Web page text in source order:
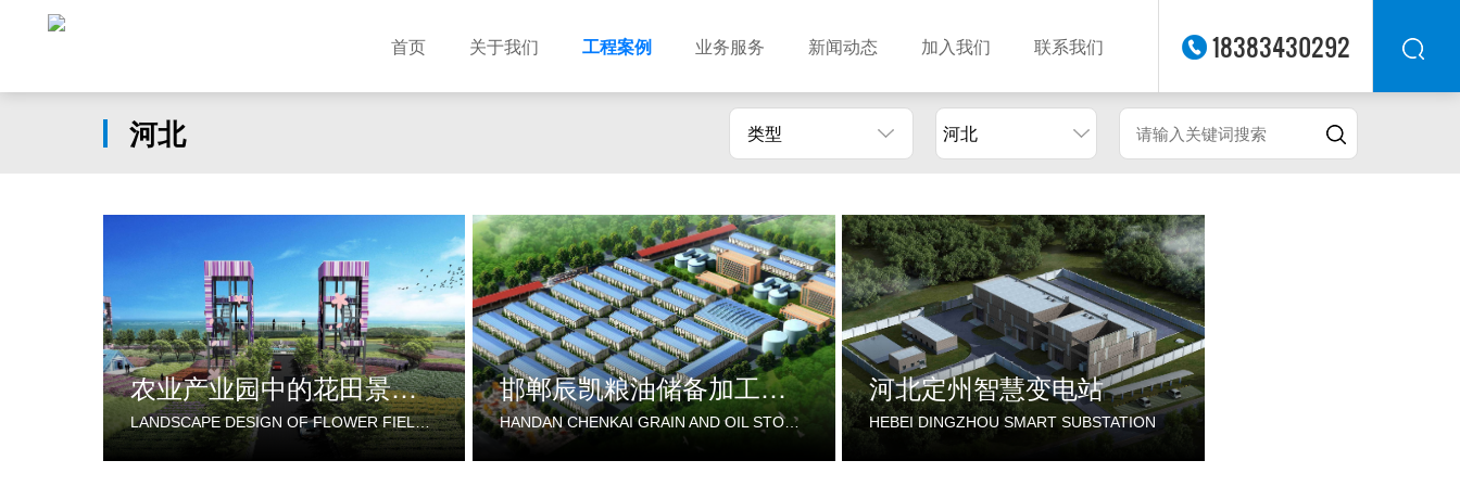
首页 关于我们 工程案例
水利设计
风景园林
土地规划
城乡规划
工程测绘
工程咨询
工程造价
华东
华中
西南
西北
东南
业务服务 新闻动态 加入我们 联系我们 18383430292
河北 类型 河北
农业产业园中的花田景观设计
LANDSCAPE DESIGN OF FLOWER FIELDS IN AGRICULTURAL INDUSTRIAL PARK
邯郸辰凯粮油储备加工基地
HANDAN CHENKAI GRAIN AND OIL STORAGE AND PROCESSING BASE
河北定州智慧变电站
HEBEI DINGZHOU SMART SUBSTATION